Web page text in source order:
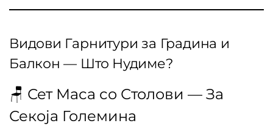
Видови Гарнитури за Градина и
Балкон — Што Нудиме?
🪑 Сет Маса со Столови — За
Секоја Големина